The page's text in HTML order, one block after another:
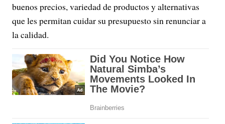
buenos precios, variedad de productos y alternativas
que les permitan cuidar su presupuesto sin renunciar a
la calidad.